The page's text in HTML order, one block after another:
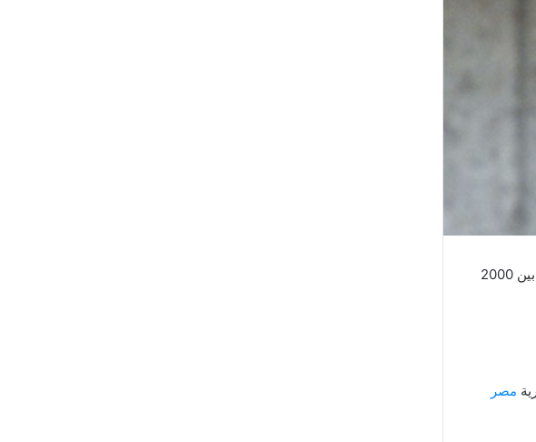
للبيع الإلكتروني وثائق بخط الرئيس السابق للعراق صدام حسين، للبيع بمبالغ تتراوح بين 2000
مصر